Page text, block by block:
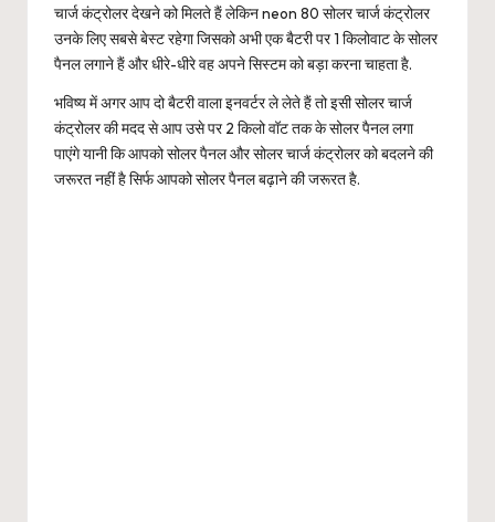
चार्ज कंट्रोलर देखने को मिलते हैं लेकिन neon 80 सोलर चार्ज कंट्रोलर
उनके लिए सबसे बेस्ट रहेगा जिसको अभी एक बैटरी पर 1 किलोवाट के सोलर
पैनल लगाने हैं और धीरे-धीरे वह अपने सिस्टम को बड़ा करना चाहता है.
भविष्य में अगर आप दो बैटरी वाला इनवर्टर ले लेते हैं तो इसी सोलर चार्ज
कंट्रोलर की मदद से आप उसे पर 2 किलो वॉट तक के सोलर पैनल लगा
पाएंगे यानी कि आपको सोलर पैनल और सोलर चार्ज कंट्रोलर को बदलने की
जरूरत नहीं है सिर्फ आपको सोलर पैनल बढ़ाने की जरूरत है.